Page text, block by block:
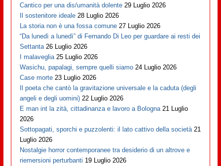
Cantico per una dis/umanità dolente 29 Luglio 2026
Il sostenitore ideale 28 Luglio 2026
La storia non è una fossa comune 27 Luglio 2026
“Da lunedì a lunedì” di Fernando Di Leo per guardare ai resti dei
Settanta 26 Luglio 2026
I malaveglia 25 Luglio 2026
Wasichu, papalagi, sempre quelli siamo 24 Luglio 2026
Case morte 23 Luglio 2026
Il poeta che cantò la gravitazione universale e la caduta (degli
angeli e degli uomini) 22 Luglio 2026
E man int la zità, cittadinanza e lavoro a Bologna 21 Luglio
2026
Sottopagati, sporchi e puzzolenti: il lato cattivo della società 21
Luglio 2026
Nostalgie horror contemporanee tra desiderio di un altrove e
riemersioni perturbanti 19 Luglio 2026